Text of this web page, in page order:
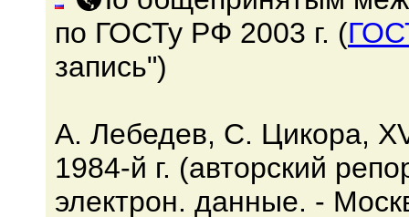
по ГОСТу РФ 2003 г. (
запись")
А. Лебедев, С. Цикора,
1984-й г. (авторский
электрон. данные. -